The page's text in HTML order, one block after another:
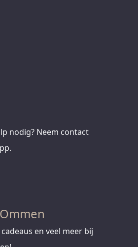
nodig? Neem contact
en veel meer bij